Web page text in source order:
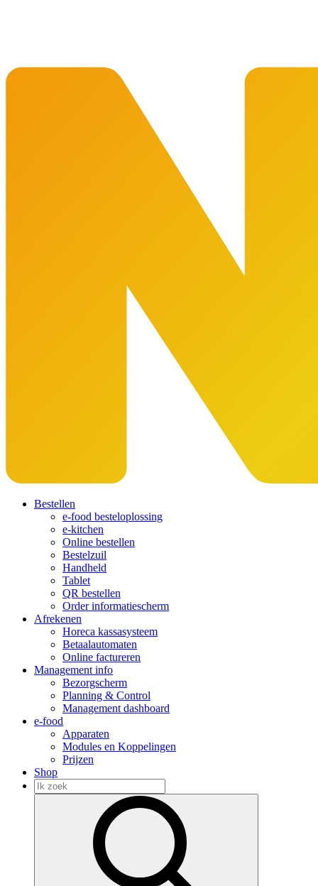
Bestellen
e-food besteloplossing
e-kitchen
Online bestellen
Bestelzuil
Handheld
Tablet
QR bestellen
Order informatiescherm
Afrekenen
Horeca kassasysteem
Betaalautomaten
Online factureren
Management info
Bezorgscherm
Planning & Control
Management dashboard
e-food
Apparaten
Modules en Koppelingen
Prijzen
Shop